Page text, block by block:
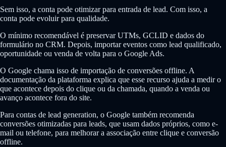
Sem isso, a conta pode otimizar para entrada de lead. Com isso, a
conta pode evoluir para qualidade.
O mínimo recomendável é preservar UTMs, GCLID e dados do
formulário no CRM. Depois, importar eventos como lead qualificado,
oportunidade ou venda de volta para o Google Ads.
O Google chama isso de importação de conversões offline. A
documentação da plataforma explica que esse recurso ajuda a medir o
que acontece depois do clique ou da chamada, quando a venda ou
avanço acontece fora do site.
Para contas de lead generation, o Google também recomenda
conversões otimizadas para leads, que usam dados próprios, como e-
mail ou telefone, para melhorar a associação entre clique e conversão
offline.